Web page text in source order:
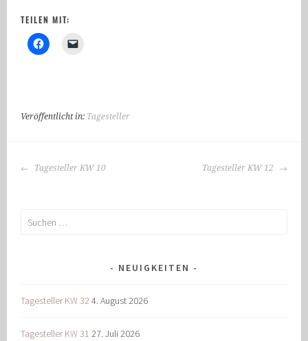
TEILEN MIT:
Veröffentlicht in: Tagesteller
BEITRAGS-
Tagesteller KW 10 Tagesteller KW 12
Suchen
NEUIGKEITEN
Tagesteller KW 324. August 2026
Tagesteller KW 31 27. Juli 2026